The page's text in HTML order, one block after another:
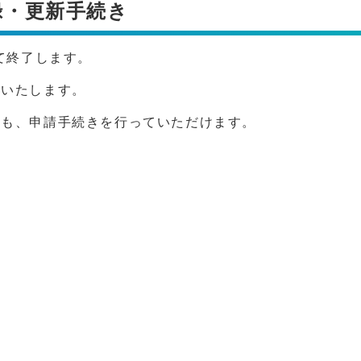
更新手続き
了します。
たします。
、申請手続きを行っていただけます。